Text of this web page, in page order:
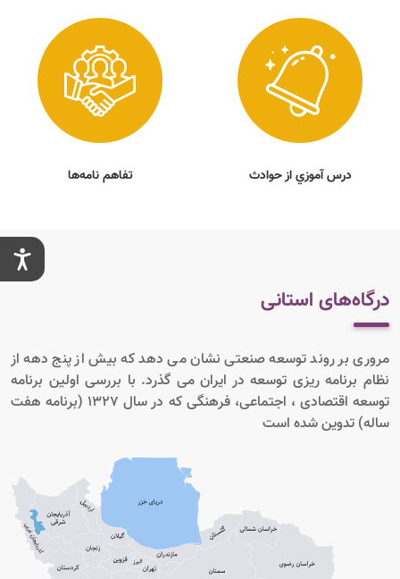
درس آموزي از حوادث تفاهم نامه‌ها
درگاه‌های استانی
مروری بر روند توسعه صنعتی نشان می دهد که بیش از پنج دهه از
نظام برنامه ریزی توسعه در ایران می گذرد. با بررسی اولین برنامه
توسعه اقتصادی ، اجتماعی، فرهنگی که در سال 1327 (برنامه هفت
ساله) تدوین شده است